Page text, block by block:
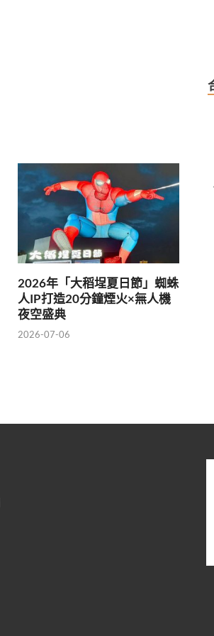
2026年「大稻埕夏日節」蜘蛛
人IP打造20分鐘煙火×無人機
夜空盛典
2026-07-06